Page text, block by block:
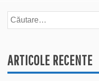
Caută
după:
ARTICOLE RECENTE